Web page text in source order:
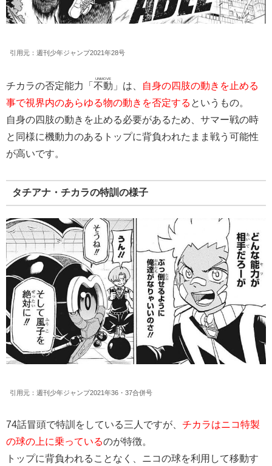
引用元：週刊少年ジャンプ2021年28号
チカラの否定能力「 不動
UNMOVE
」は、
自身の四肢の動きを止める
事で視界内のあらゆる物の動きを否定する というもの。
自身の四肢の動きを止める必要があるため、サマー戦の時
と同様に機動力のあるトップに背負われたまま戦う可能性
が高いです。
タチアナ・チカラの特訓の様子
引用元：週刊少年ジャンプ2021年36・37合併号
74話冒頭で特訓をしている三人ですが、 チカラはニコ特製
の球の上に乗っているのが特徴。
トップに背負われることなく、ニコの球を利用して移動す